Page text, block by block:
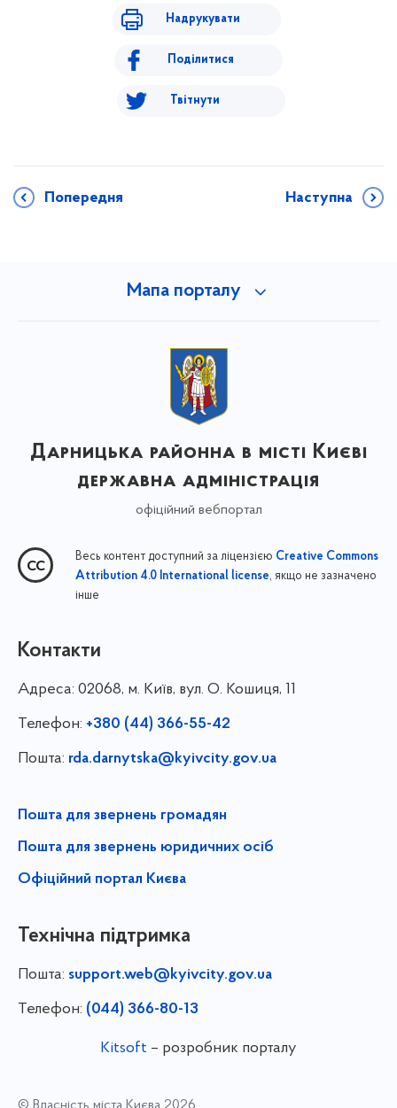
Надрукувати
Поділитися
Твітнути
Попередня Наступна
Мапа порталу
Дарницька районна в місті Києві
державна адміністрація
офіційний вебпортал
Весь контент доступний за ліцензією Creative Commons
Attribution 4.0 International license, якщо не зазначено
інше
Контакти
Адреса: 02068, м. Київ, вул. О. Кошиця, 11
Телефон: +380 (44) 366-55-42
Пошта: rda.darnytska@kyivcity.gov.ua
Пошта для звернень громадян
Пошта для звернень юридичних осіб
Офіційний портал Києва
Технічна підтримка
Пошта: support.web@kyivcity.gov.ua
Телефон: (044) 366-80-13
Kitsoft – розробник порталу